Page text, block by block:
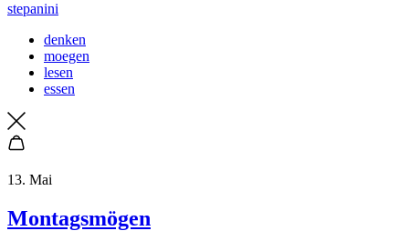
stepanini
denken
moegen
lesen
essen
13. Mai
Montagsmögen